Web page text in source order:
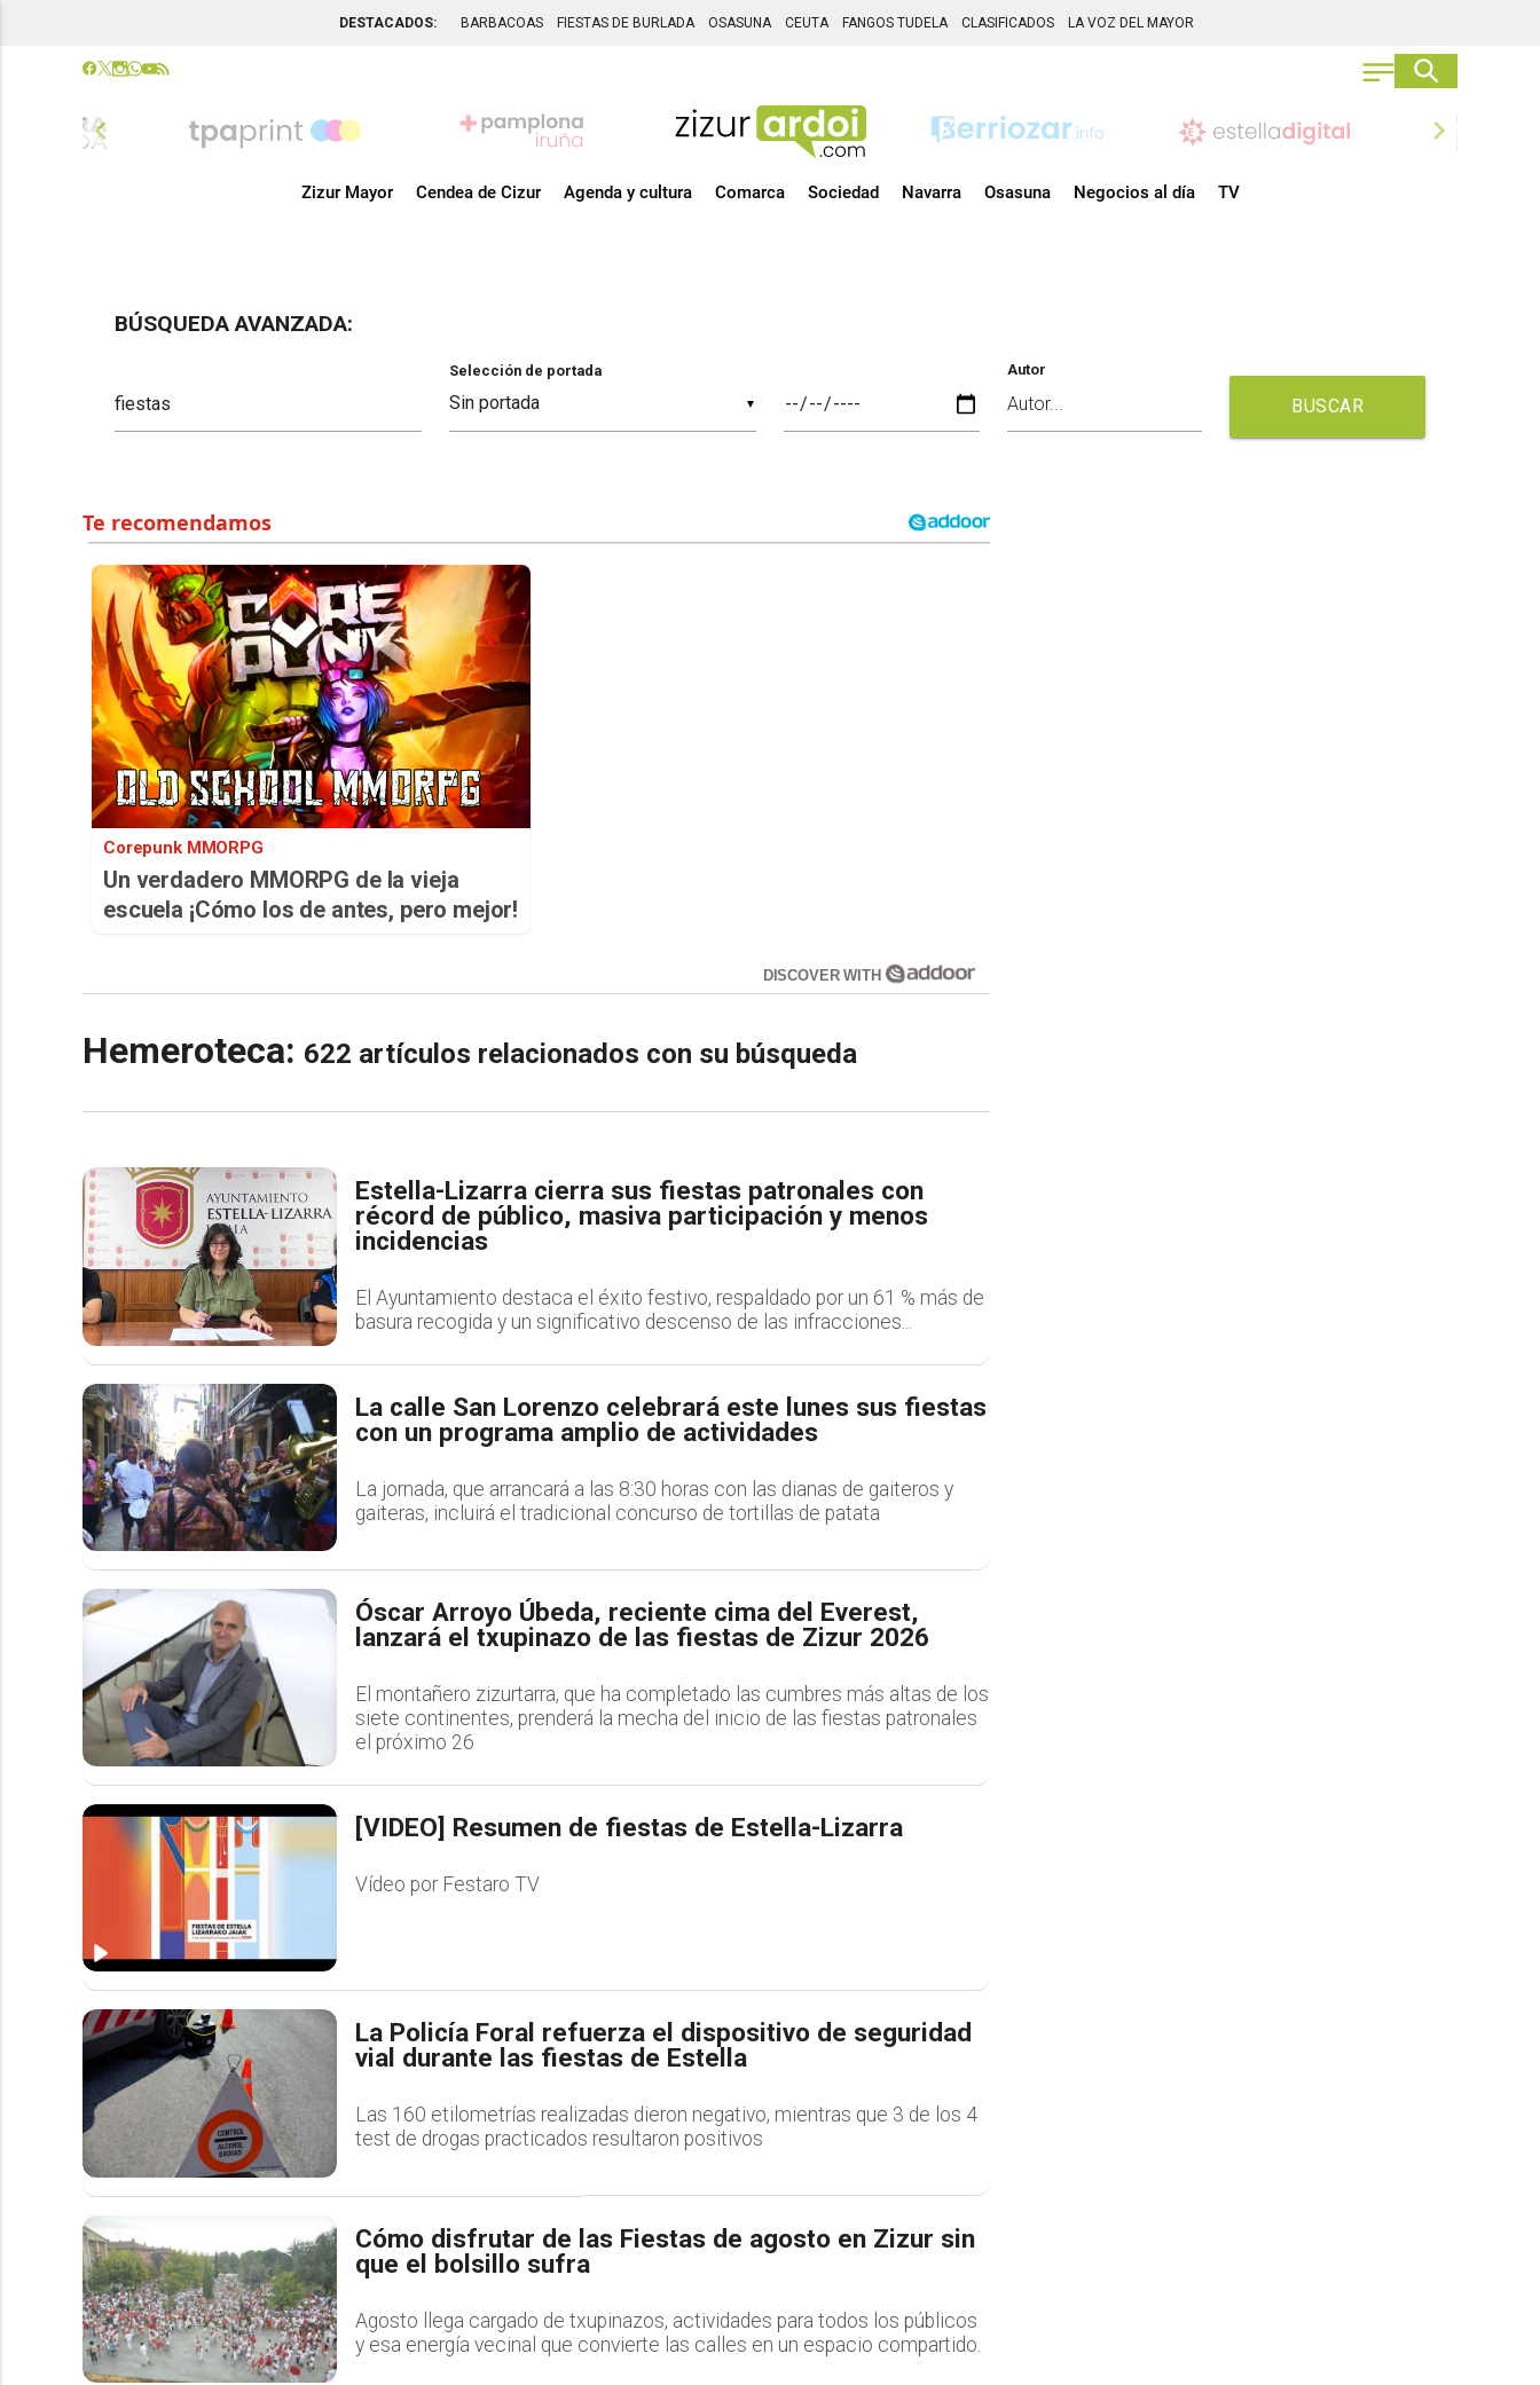
DESTACADOS: BARBACOAS FIESTAS DE BURLADA OSASUNA CEUTA FANGOS TUDELA CLASIFICADOS LA VOZ DEL MAYOR
chevron_left chevron_right
Zizur Mayor Cendea de Cizur Agenda y cultura Comarca Sociedad Navarra Osasuna Negocios al día TV
BÚSQUEDA AVANZADA:
▼
Selección de portada Autor
BUSCAR
Corepunk MMORPG
Un verdadero MMORPG de la vieja
escuela ¡Cómo los de antes, pero mejor!
DISCOVER WITH
Hemeroteca: 622 artículos relacionados con su búsqueda
Estella-Lizarra cierra sus fiestas patronales con
récord de público, masiva participación y menos
incidencias
El Ayuntamiento destaca el éxito festivo, respaldado por un 61 % más de
basura recogida y un significativo descenso de las infracciones...
La calle San Lorenzo celebrará este lunes sus fiestas
con un programa amplio de actividades
La jornada, que arrancará a las 8:30 horas con las dianas de gaiteros y
gaiteras, incluirá el tradicional concurso de tortillas de patata
Óscar Arroyo Úbeda, reciente cima del Everest,
lanzará el txupinazo de las fiestas de Zizur 2026
El montañero zizurtarra, que ha completado las cumbres más altas de los
siete continentes, prenderá la mecha del inicio de las fiestas patronales
el próximo 26
[VIDEO] Resumen de fiestas de Estella-Lizarra
Vídeo por Festaro TV
La Policía Foral refuerza el dispositivo de seguridad
vial durante las fiestas de Estella
Las 160 etilometrías realizadas dieron negativo, mientras que 3 de los 4
test de drogas practicados resultaron positivos
Cómo disfrutar de las Fiestas de agosto en Zizur sin
que el bolsillo sufra
Agosto llega cargado de txupinazos, actividades para todos los públicos
y esa energía vecinal que convierte las calles en un espacio compartido.